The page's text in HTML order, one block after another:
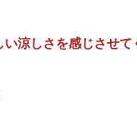
涼しさを感じさせて